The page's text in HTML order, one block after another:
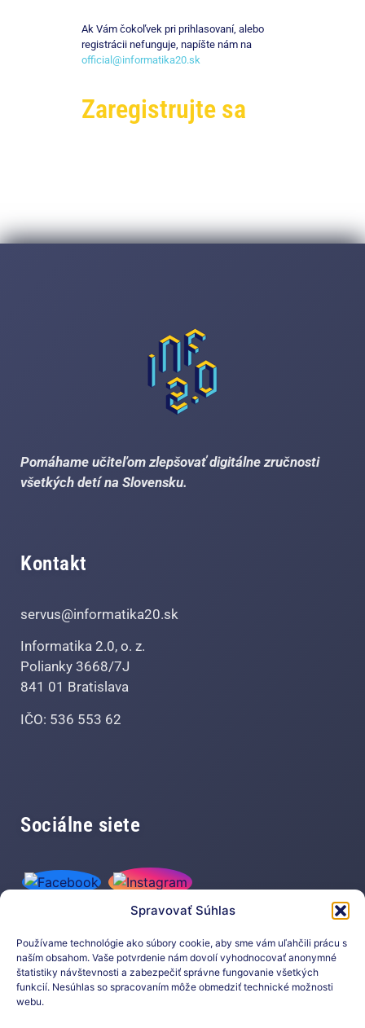
Spravovať Súhlas
Používame technológie ako súbory cookie, aby sme vám uľahčili prácu s
naším obsahom. Vaše potvrdenie nám dovolí vyhodnocovať anonymné
štatistiky návštevnosti a zabezpečiť správne fungovanie všetkých
funkcií. Nesúhlas so spracovaním môže obmedziť technické možnosti
webu.
Ak Vám čokoľvek pri prihlasovaní, alebo
registrácii nefunguje, napíšte nám na
official@informatika20.sk
Zaregistrujte sa
Pomáhame učiteľom zlepšovať digitálne zručnosti
všetkých detí na Slovensku.
Kontakt
servus@informatika20.sk
Informatika 2.0, o. z.
Polianky 3668/7J
841 01 Bratislava
IČO: 536 553 62
Sociálne siete
Prihláste sa na odber nášho